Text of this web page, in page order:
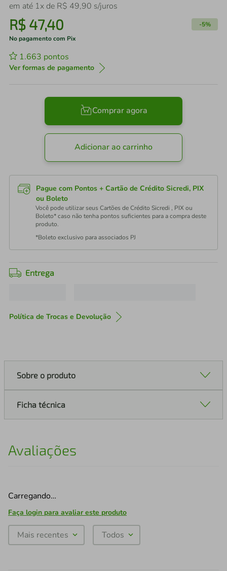
em até 1x de R$ 49,90 s/juros
R$ 47,40 -5%
No pagamento com Pix
1.663 pontos
Ver formas de pagamento
Comprar agora
Adicionar ao carrinho
Pague com Pontos + Cartão de Crédito Sicredi, PIX
ou Boleto
Você pode utilizar seus Cartões de Crédito Sicredi , PIX ou
Boleto* caso não tenha pontos suficientes para a compra deste
produto.
*Boleto exclusivo para associados PJ
Entrega
Política de Trocas e Devolução
Sobre o produto
Ficha técnica
Avaliações
Carregando…
Faça login para avaliar este produto
Mais recentes Todos